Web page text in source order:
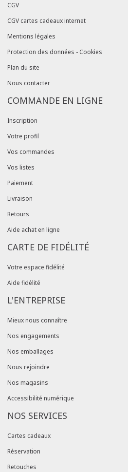
CGV
CGV cartes cadeaux internet
Mentions légales
Protection des données - Cookies
Plan du site
Nous contacter
COMMANDE EN LIGNE
Inscription
Votre profil
Vos commandes
Vos listes
Paiement
Livraison
Retours
Aide achat en ligne
CARTE DE FIDÉLITÉ
Votre espace fidélité
Aide fidélité
L'ENTREPRISE
Mieux nous connaître
Nos engagements
Nos emballages
Nous rejoindre
Nos magasins
Accessibilité numérique
NOS SERVICES
Cartes cadeaux
Réservation
Retouches